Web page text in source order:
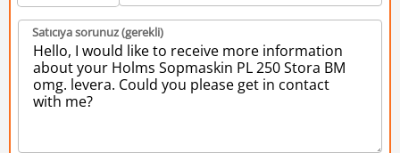
Satıcıya sorunuz (gerekli)